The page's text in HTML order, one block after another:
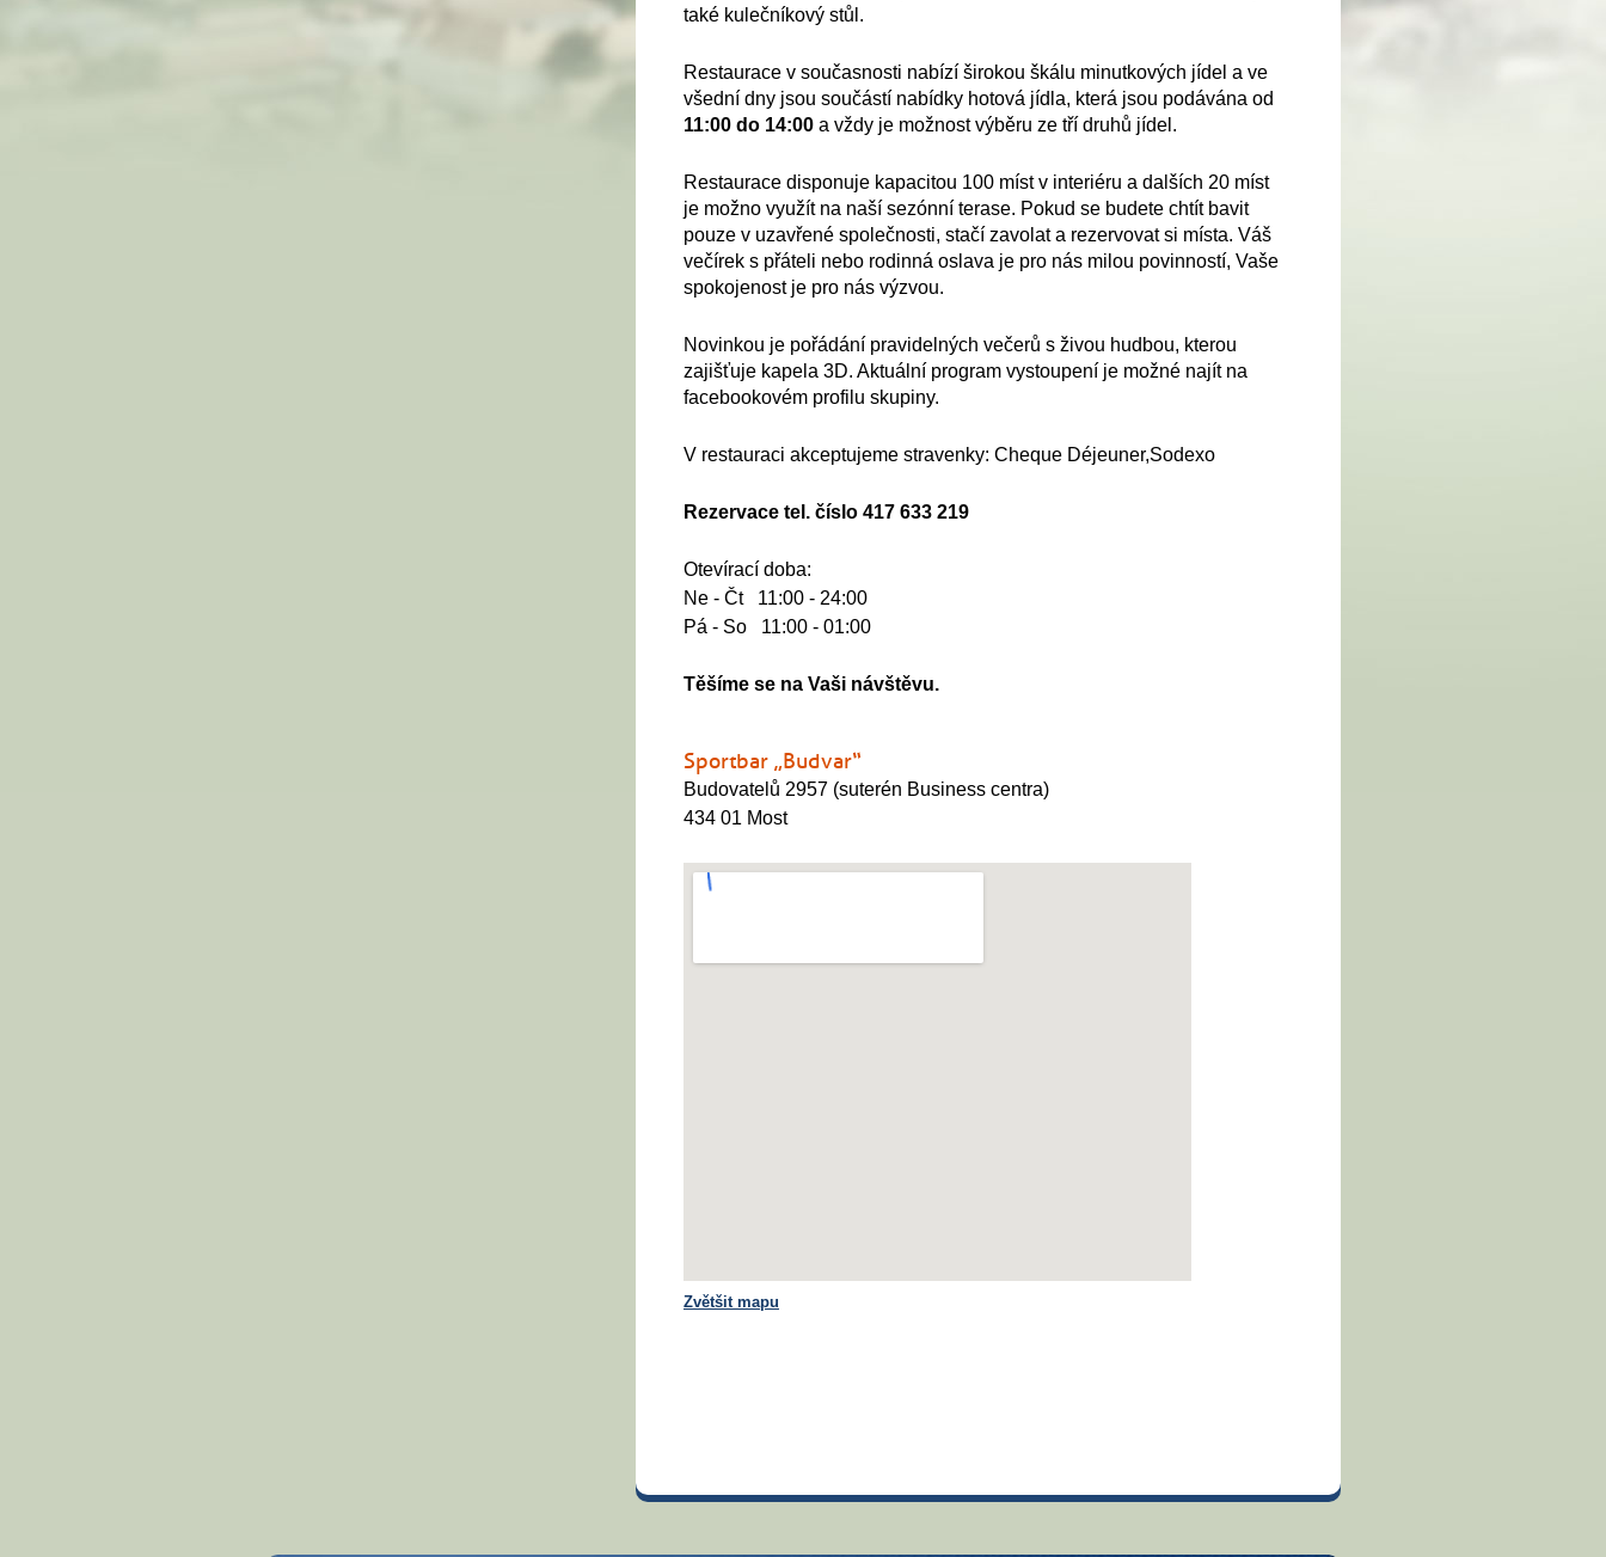
také kulečníkový stůl.
Restaurace v současnosti nabízí širokou škálu minutkových jídel a ve
všední dny jsou součástí nabídky hotová jídla, která jsou podávána od
11:00 do 14:00 a vždy je možnost výběru ze tří druhů jídel.
Restaurace disponuje kapacitou 100 míst v interiéru a dalších 20 míst
je možno využít na naší sezónní terase. Pokud se budete chtít bavit
pouze v uzavřené společnosti, stačí zavolat a rezervovat si místa. Váš
večírek s přáteli nebo rodinná oslava je pro nás milou povinností, Vaše
spokojenost je pro nás výzvou.
Novinkou je pořádání pravidelných večerů s živou hudbou, kterou
zajišťuje kapela 3D. Aktuální program vystoupení je možné najít na
facebookovém profilu skupiny.
V restauraci akceptujeme stravenky: Cheque Déjeuner,Sodexo
Rezervace tel. číslo 417 633 219
Otevírací doba:
Ne - Čt 11:00 - 24:00
Pá - So 11:00 - 01:00
Těšíme se na Vaši návštěvu.
Sportbar „Budvar“
Budovatelů 2957 (suterén Business centra)
434 01 Most
Zvětšit mapu